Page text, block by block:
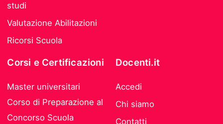
studi
Valutazione Abilitazioni
Ricorsi Scuola
Corsi e Certificazioni
Master universitari
Corso di Preparazione al
Concorso Scuola
Docenti.it
Accedi
Chi siamo
Contatti